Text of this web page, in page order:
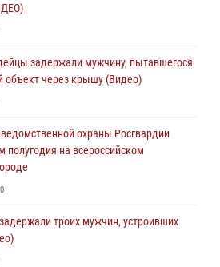
задержали мужчину, пытавшегося
объект через крышу (Видео)
охраны Росгвардии
полугодия на всероссийском
троих мужчин, устроивших